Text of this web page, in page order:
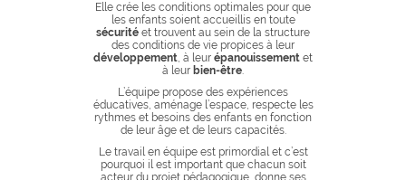
Elle crée les conditions optimales pour que
les enfants soient accueillis en toute
sécurité et trouvent au sein de la structure
des conditions de vie propices à leur
développement, à leur épanouissement et
à leur bien-être.
L’équipe propose des expériences
éducatives, aménage l’espace, respecte les
rythmes et besoins des enfants en fonction
de leur âge et de leurs capacités.
Le travail en équipe est primordial et c’est
pourquoi il est important que chacun soit